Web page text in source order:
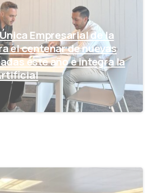
Empresarial de la
el centenar de nuevas
este año e integra la